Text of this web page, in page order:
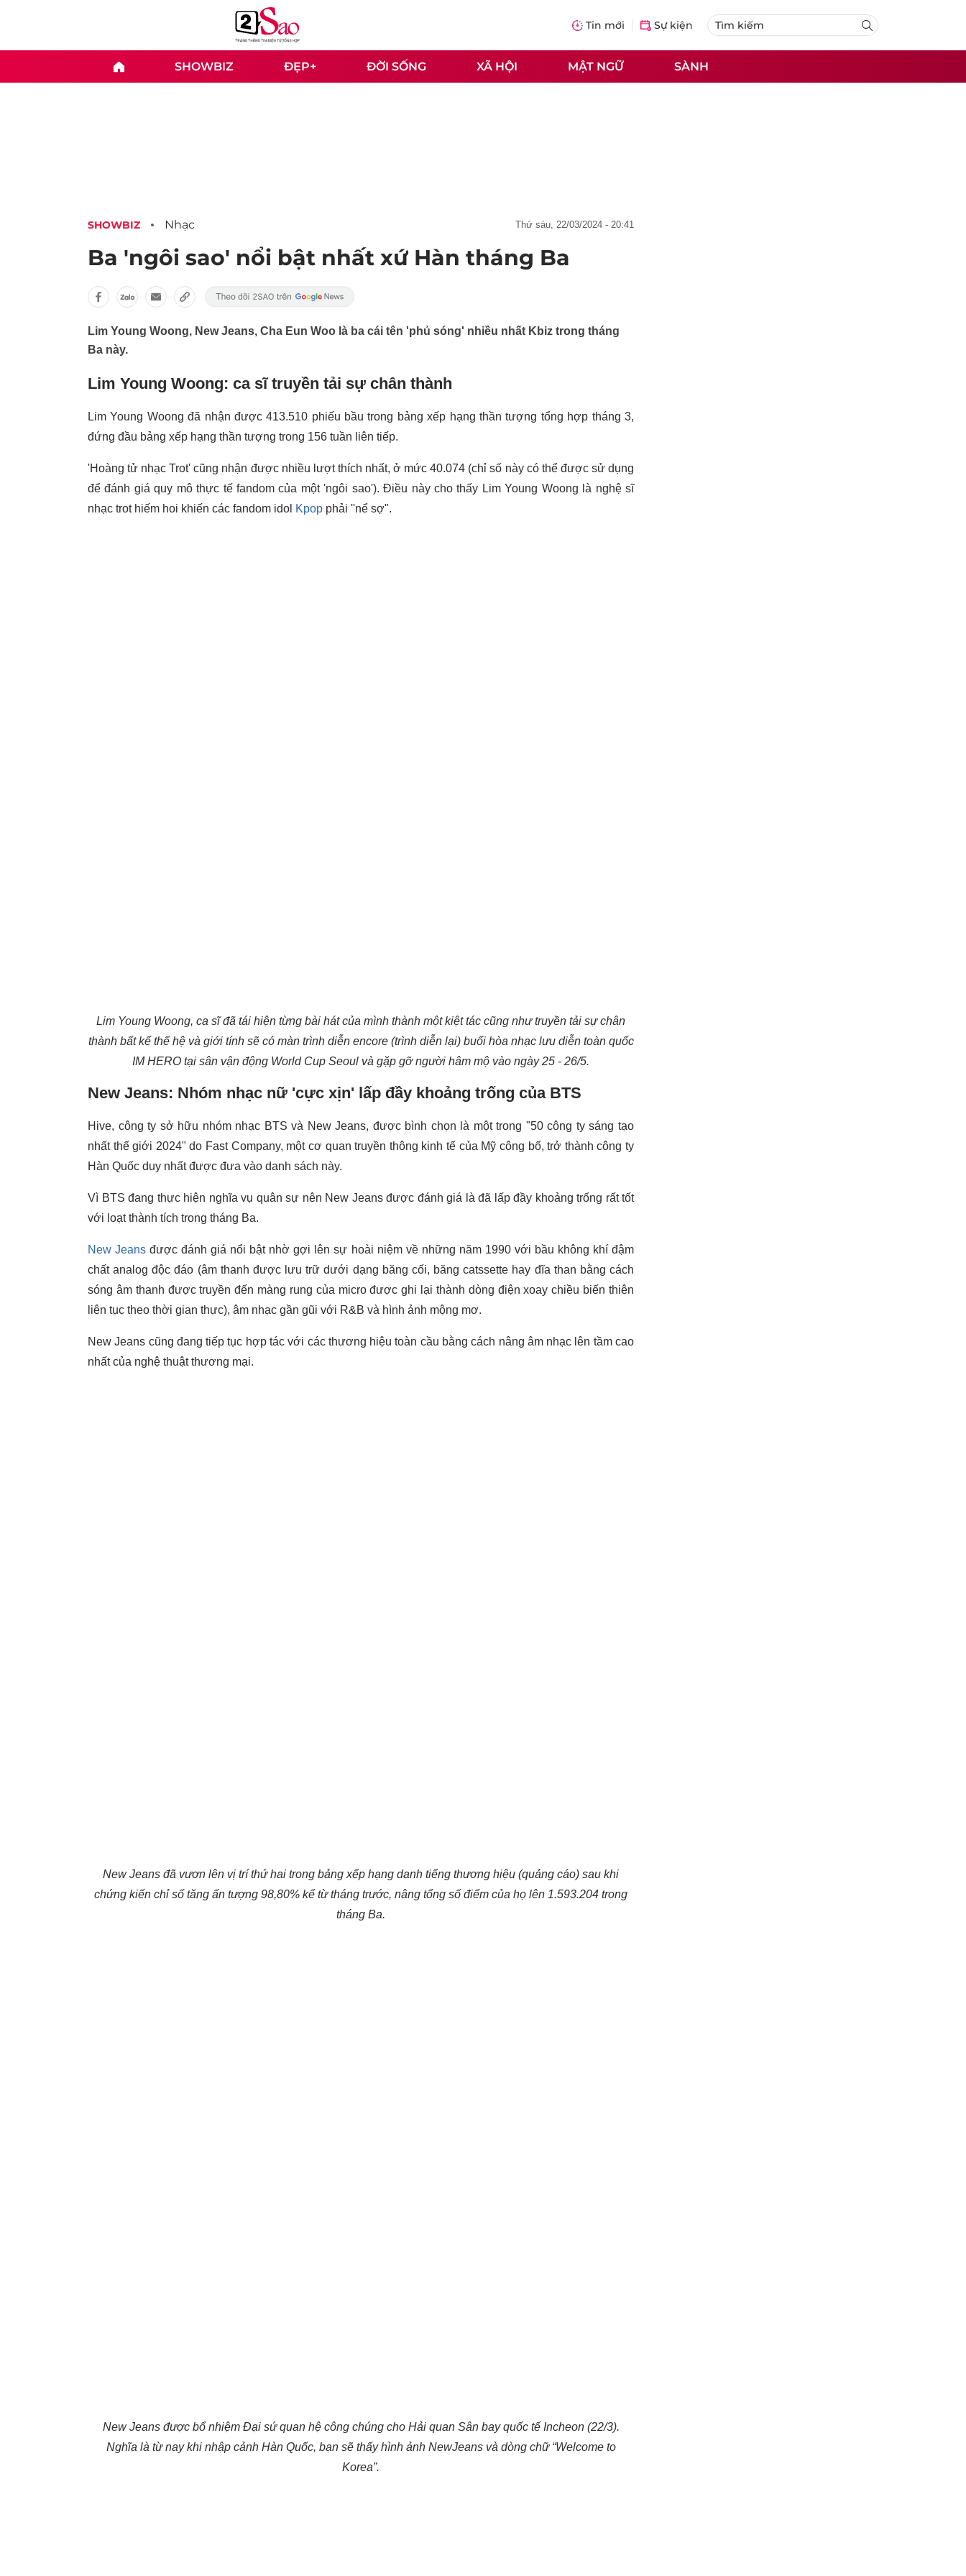
Tin mới Sự kiện
SHOWBIZ ĐẸP+ ĐỜI SỐNG XÃ HỘI MẬT NGỮ SÀNH
SHOWBIZ Nhạc thứ sáu, 22/03/2024 - 20:41
Ba 'ngôi sao' nổi bật nhất xứ Hàn tháng Ba
Lim Young Woong, New Jeans, Cha Eun Woo là ba cái tên 'phủ sóng' nhiều nhất Kbiz trong tháng
Ba này.
Lim Young Woong: ca sĩ truyền tải sự chân thành
Lim Young Woong đã nhận được 413.510 phiếu bầu trong bảng xếp hạng thần tượng tổng hợp tháng 3,
đứng đầu bảng xếp hạng thần tượng trong 156 tuần liên tiếp.
'Hoàng tử nhạc Trot' cũng nhận được nhiều lượt thích nhất, ở mức 40.074 (chỉ số này có thể được sử dụng
để đánh giá quy mô thực tế fandom của một 'ngôi sao'). Điều này cho thấy Lim Young Woong là nghệ sĩ
nhạc trot hiếm hoi khiến các fandom idol Kpop phải ''nể sợ".
Lim Young Woong, ca sĩ đã tái hiện từng bài hát của mình thành một kiệt tác cũng như truyền tải sự chân
thành bất kể thế hệ và giới tính sẽ có màn trình diễn encore (trình diễn lại) buổi hòa nhạc lưu diễn toàn quốc
IM HERO tại sân vận động World Cup Seoul và gặp gỡ người hâm mộ vào ngày 25 - 26/5.
New Jeans: Nhóm nhạc nữ 'cực xịn' lấp đầy khoảng trống của BTS
Hive, công ty sở hữu nhóm nhạc BTS và New Jeans, được bình chọn là một trong "50 công ty sáng tạo
nhất thế giới 2024" do Fast Company, một cơ quan truyền thông kinh tế của Mỹ công bố, trở thành công ty
Hàn Quốc duy nhất được đưa vào danh sách này.
Vì BTS đang thực hiện nghĩa vụ quân sự nên New Jeans được đánh giá là đã lấp đầy khoảng trống rất tốt
với loạt thành tích trong tháng Ba.
New Jeans được đánh giá nổi bật nhờ gợi lên sự hoài niệm về những năm 1990 với bầu không khí đậm
chất analog độc đáo (âm thanh được lưu trữ dưới dạng băng cối, băng catssette hay đĩa than bằng cách
sóng âm thanh được truyền đến màng rung của micro được ghi lại thành dòng điện xoay chiều biến thiên
liên tục theo thời gian thực), âm nhạc gần gũi với R&B và hình ảnh mộng mơ.
New Jeans cũng đang tiếp tục hợp tác với các thương hiệu toàn cầu bằng cách nâng âm nhạc lên tầm cao
nhất của nghệ thuật thương mại.
New Jeans đã vươn lên vị trí thứ hai trong bảng xếp hạng danh tiếng thương hiệu (quảng cáo) sau khi
chứng kiến chỉ số tăng ấn tượng 98,80% kể từ tháng trước, nâng tổng số điểm của họ lên 1.593.204 trong
tháng Ba.
New Jeans được bổ nhiệm Đại sứ quan hệ công chúng cho Hải quan Sân bay quốc tế Incheon (22/3).
Nghĩa là từ nay khi nhập cảnh Hàn Quốc, bạn sẽ thấy hình ảnh NewJeans và dòng chữ “Welcome to
Korea”.